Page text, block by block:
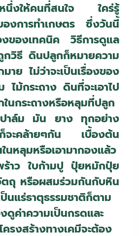
หนึ่งให้คนที่สนใจ ใคร่รู้
องการทำเกษตร ซึ่งวันนี้
องของเทคนิค วิธีการดูแล
วิธี ดินปลูกก็หมายความ
มาย ไม่ว่าจะเป็นเรื่องของ
ไม้กระถาง ดินที่จะเอาไป
นกระถางหรือหลุมที่ปลูก
าล์ม มัน ยาง ทุกอย่าง
ก็จะคล้ายๆกัน เบื้องต้น
นหลุมหรือเอามากองแล้ว
ร้าว ใบก้ามปู ปุ๋ยหมักปุ๋ย
ถุ หรือผสมร่วมกันกับหิน
นแร่ธาตุธรรมชาติก็ตาม
ดูค่าความเป็นกรดและ
รงสร้างทางเคมีจะต้อง